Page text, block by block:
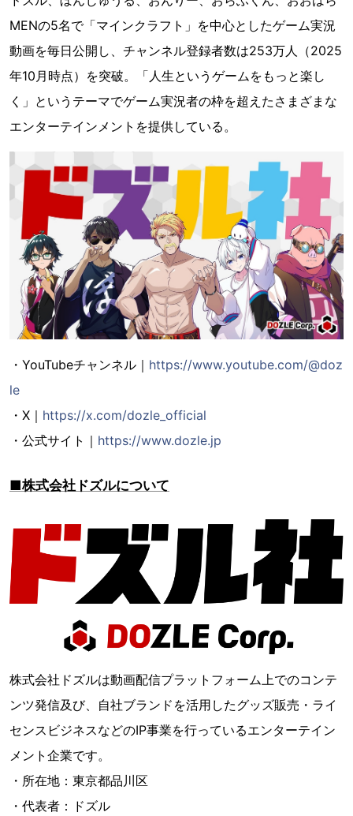
MENの5名で「マインクラフト」を中心としたゲーム実況
動画を毎日公開し、チャンネル登録者数は253万人（2025
年10月時点）を突破。「人生というゲームをもっと楽し
く」というテーマでゲーム実況者の枠を超えたさまざまな
エンターテインメントを提供している。
・YouTubeチャンネル｜ https://www.youtube.com/@doz
le
・X｜ https://x.com/dozle_official
・公式サイト｜ https://www.dozle.jp
■株式会社ドズルについて
株式会社ドズルは動画配信プラットフォーム上でのコンテ
ンツ発信及び、自社ブランドを活用したグッズ販売・ライ
センスビジネスなどのIP事業を行っているエンターテイン
メント企業です。
・所在地：東京都品川区
・代表者：ドズル